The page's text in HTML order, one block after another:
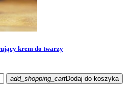
krem do twarzy
add_shopping_cartDodaj do koszyka